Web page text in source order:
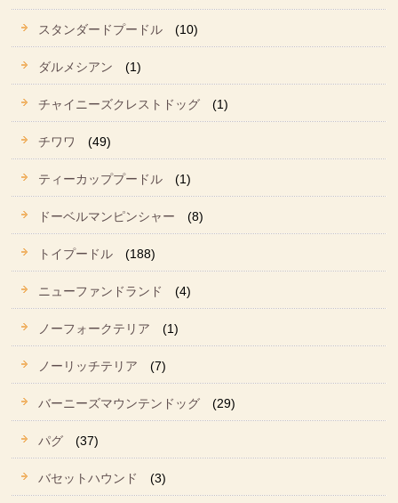
スタンダードプードル (10)
ダルメシアン (1)
チャイニーズクレストドッグ (1)
チワワ (49)
ティーカッププードル (1)
ドーベルマンピンシャー (8)
トイプードル (188)
ニューファンドランド (4)
ノーフォークテリア (1)
ノーリッチテリア (7)
バーニーズマウンテンドッグ (29)
パグ (37)
バセットハウンド (3)